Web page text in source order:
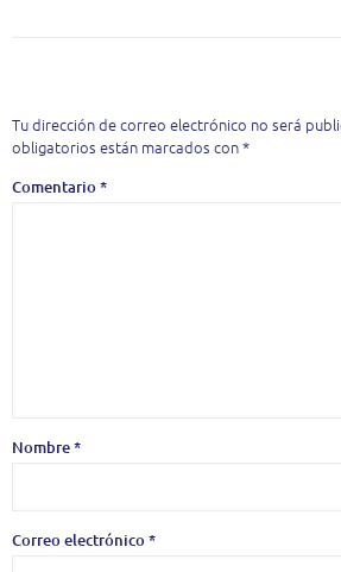
Tu dirección de correo electrónico no será
obligatorios están marcados con*
Comentario*
Nombre*
Correo electrónico*